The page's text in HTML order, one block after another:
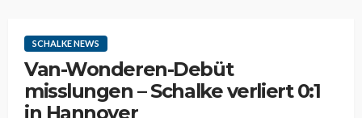
SCHALKE NEWS
Van-Wonderen-Debüt
misslungen – Schalke verliert 0:1
in Hannover